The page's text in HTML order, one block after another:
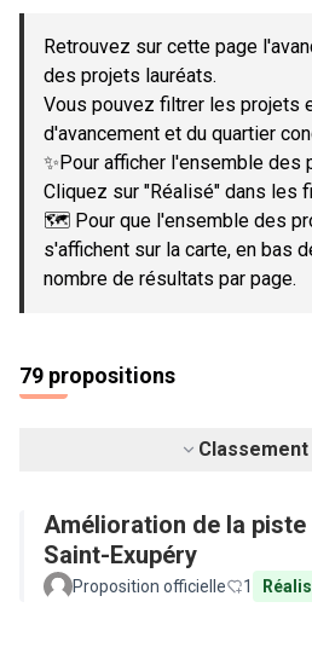
−
Retrouvez sur cette page
des projets lauréats.
Vous pouvez filtrer les projets
d'avancement et du quartier
✨Pour afficher l'ensemble des
Cliquez sur "Réalisé" dans les
🗺️ Pour que l'ensemble des
s'affichent sur la carte, en bas
nombre de résultats par page.
79 propositions
Amélioration de la
Saint-Exupéry
Proposition officielle 1